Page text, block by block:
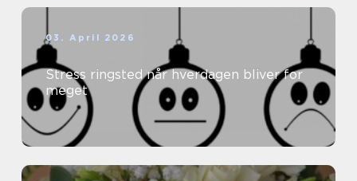
03. April 2026
Stress ringsted når hverdagen bliver for
meget